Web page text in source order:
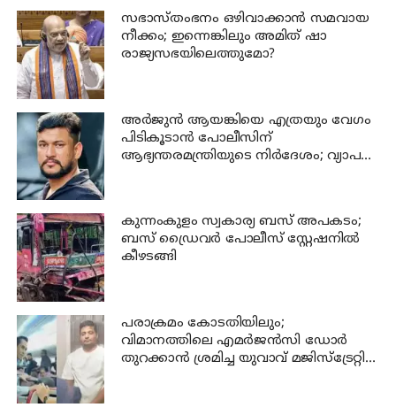
സഭാസ്തംഭനം ഒഴിവാക്കാൻ സമവായ
നീക്കം; ഇന്നെങ്കിലും അമിത് ഷാ
രാജ്യസഭയിലെത്തുമോ?
അര്‍ജുന്‍ ആയങ്കിയെ എത്രയും വേഗം
പിടികൂടാന്‍ പോലീസിന്
ആഭ്യന്തരമന്ത്രിയുടെ നിര്‍ദേശം; വ്യാപക
കുന്നംകുളം സ്വകാര്യ ബസ് അപകടം;
ബസ് ഡ്രൈവര്‍ പോലീസ് സ്റ്റേഷനില്‍
കീഴടങ്ങി
പരാക്രമം കോടതിയിലും;
വിമാനത്തിലെ എമര്‍ജന്‍സി ഡോര്‍
തുറക്കാന്‍ ശ്രമിച്ച യുവാവ് മജിസ്ട്രേറ്റിന്